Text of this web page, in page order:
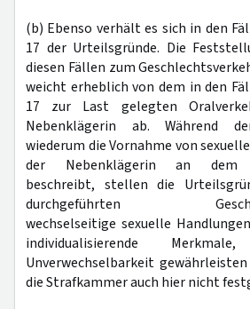
(b) Ebenso verhält es sich in den
17 der Urteilsgründe. Die
diesen Fällen zum
weicht erheblich von dem in den
17 zur Last gelegten
Nebenklägerin ab. Während
wiederum die Vornahme von
der Nebenklägerin an dem
beschreibt, stellen die
durchgeführten
wechselseitige sexuelle
individualisierende
Unverwechselbarkeit
die Strafkammer auch hier nicht